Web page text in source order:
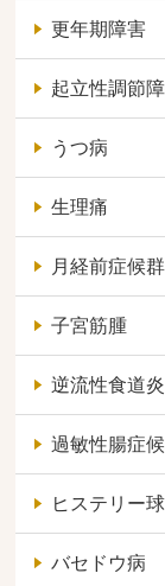
更年期障害
起立性調節
うつ病
生理痛
月経前症候
子宮筋腫
逆流性食道炎
過敏性腸症
ヒステリー
バセドウ病